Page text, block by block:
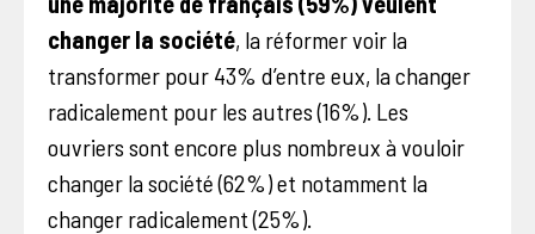
changer la société, la réformer voir la
transformer pour 43% d’entre eux, la changer
radicalement pour les autres (16%). Les
ouvriers sont encore plus nombreux à vouloir
changer la société (62%) et notamment la
changer radicalement (25%).